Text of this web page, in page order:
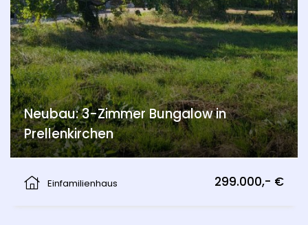
Neubau: 3-Zimmer Bungalow in
Prellenkirchen
Einfamilienhaus
299.000,- €